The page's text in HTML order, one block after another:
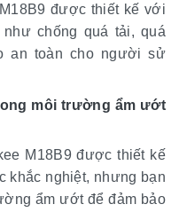
được thiết kế với
chống quá tải, quá
an toàn cho người sử
môi trường ẩm ướt
M18B9 được thiết kế
khắc nghiệt, nhưng bạn
ẩm ướt để đảm bảo